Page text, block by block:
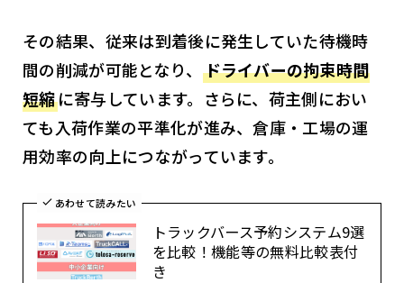
その結果、従来は到着後に発生していた待機時
間の削減が可能となり、 ドライバーの拘束時間
短縮に寄与しています。さらに、荷主側におい
ても入荷作業の平準化が進み、倉庫・工場の運
用効率の向上につながっています。
あわせて読みたい
トラックバース予約システム9選
を比較！機能等の無料比較表付
き